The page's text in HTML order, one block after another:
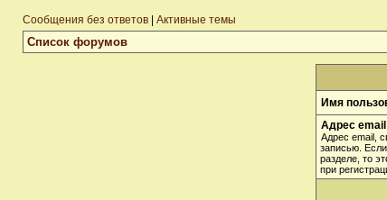
Сообщения без ответов Активные темы
Список форумов
Имя
Адрес
Адрес email,
записью.
разделе, то
при